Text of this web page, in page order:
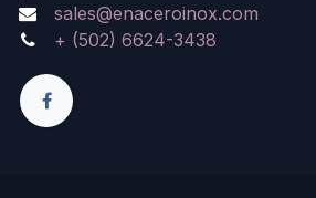
sales@enaceroinox.com
+ (502) 6624-3438